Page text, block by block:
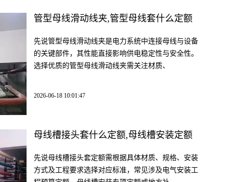
管型母线滑动线夹,管型母线套什么定额
先说管型母线滑动线夹是电力系统中连接母线与设备
的关键部件，其性能直接影响供电稳定性与安全性。
选择优质的管型母线滑动线夹需关注材质、
2026-06-18 10:01:47
母线槽接头套什么定额,母线槽安装定额
先说母线槽接头套定额需根据具体材质、规格、安装
方式及工程要求选择对应标准，常见涉及电气安装工